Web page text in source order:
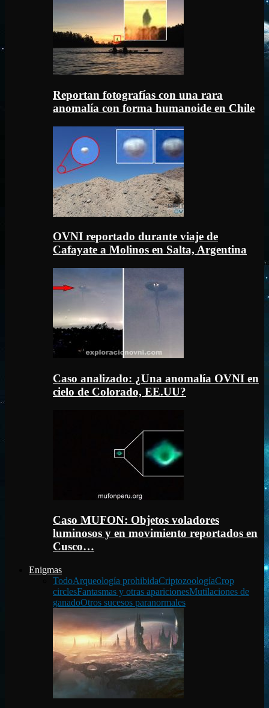
Reportan fotografías con una rara
anomalía con forma humanoide en Chile
OVNI reportado durante viaje de
Cafayate a Molinos en Salta, Argentina
Caso analizado: ¿Una anomalía OVNI en
cielo de Colorado, EE.UU?
Caso MUFON: Objetos voladores
luminosos y en movimiento reportados en
Cusco…
Enigmas
TodoArqueología prohibidaCriptozoologíaCrop
circlesFantasmas y otras aparicionesMutilaciones de
ganadoOtros sucesos paranormales